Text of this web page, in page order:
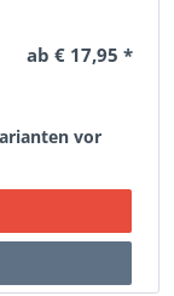
ab € 17,95 *
vor